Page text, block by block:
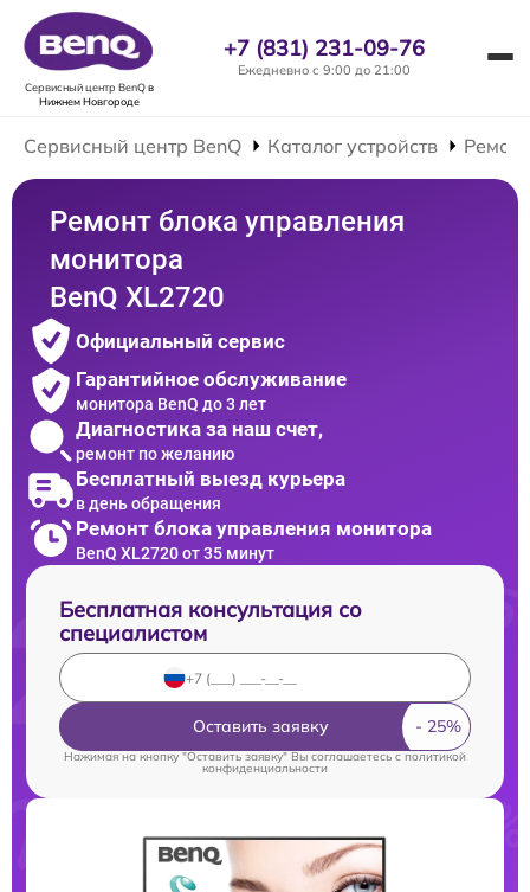
Сервисный центр BenQв
Нижнем Новгороде
+7 (831) 231-09-76
Ежедневно с 9:00 до 21:00
Сервисный центр BenQ Каталог устройств
Ремонт блока управления
монитора
BenQ XL2720
Официальный сервис
Гарантийное обслуживание
монитора BenQ до 3 лет
Диагностика за наш счет,
ремонт по желанию
Бесплатный выезд курьера
в день обращения
Ремонт блока управления монитора
BenQ XL2720 от 35 минут
Бесплатная консультация со
специалистом
Оставить заявку
Нажимая на кнопку "Оставить заявку" Вы соглашаетесь cполитикой
конфиденциальности